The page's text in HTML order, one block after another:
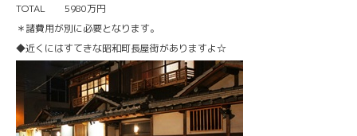
TOTAL 5980万円
＊諸費用が別に必要となります。
◆近くにはすてきな昭和町長屋街がありますよ☆